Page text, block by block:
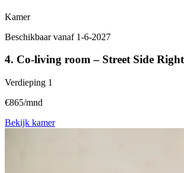
Kamer
Beschikbaar vanaf 1-6-2027
4. Co-living room – Street Side Right
Verdieping 1
€865/mnd
Bekijk kamer